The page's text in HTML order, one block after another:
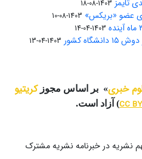
تایمز 1403-08-18
عضو «بریکس» 1403-08-10
1403-04-14
1403-04-13
خبری» بر اساس مجوزکریتیو
CC) آزاد است.
نشریه در خبرنامه نشریه مشترک